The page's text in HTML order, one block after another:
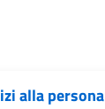
alla persona